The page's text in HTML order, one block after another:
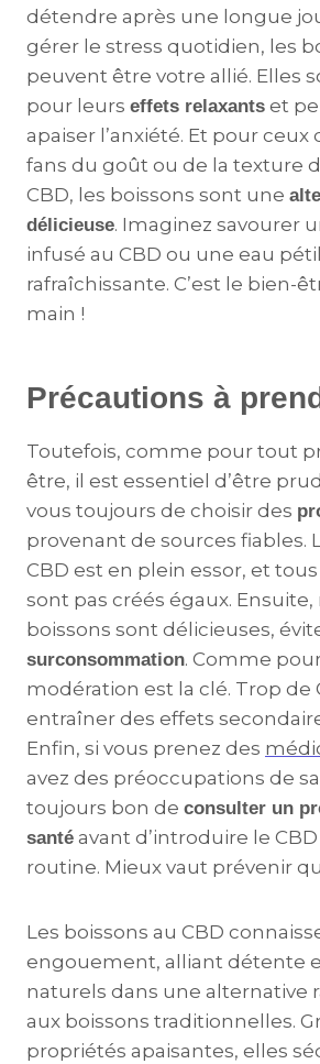
détendre après une longue
gérer le stress quotidien, les
peuvent être votre allié. Elles
pour leurs effets relaxants et
apaiser l’anxiété. Et pour ceux
fans du goût ou de la texture
CBD, les boissons sont une
délicieuse. Imaginez savourer
infusé au CBD ou une eau
rafraîchissante. C’est le bien-
main !
Précautions à
Toutefois, comme pour tout
être, il est essentiel d’être
vous toujours de choisir des
provenant de sources fiables.
CBD est en plein essor, et
sont pas créés égaux.
boissons sont délicieuses,
surconsommation. Comme
modération est la clé. Trop de
entraîner des effets
Enfin, si vous prenez des
avez des préoccupations de
toujours bon de consulter un
santé avant d’introduire le
routine. Mieux vaut prévenir
Les boissons au CBD
engouement, alliant détente
naturels dans une alternative
aux boissons traditionnelles.
propriétés apaisantes, elles